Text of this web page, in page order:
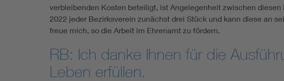
verbleibenden Kosten beteiligt, ist Angelegenheit zwischen
2022 jeder Bezirksverein zunächst drei Stück und kann diese an
freue mich, so die Arbeit im Ehrenamt zu fördern.
RB: Ich danke Ihnen für die
Leben erfüllen.